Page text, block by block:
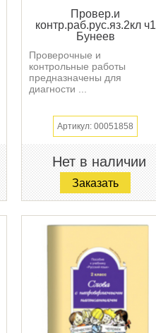
Провер.и
контр.раб.рус.яз.2кл ч1
Бунеев
Проверочные и
контрольные работы
предназначены для
диагности ...
Артикул: 00051858
Нет в наличии
Заказать